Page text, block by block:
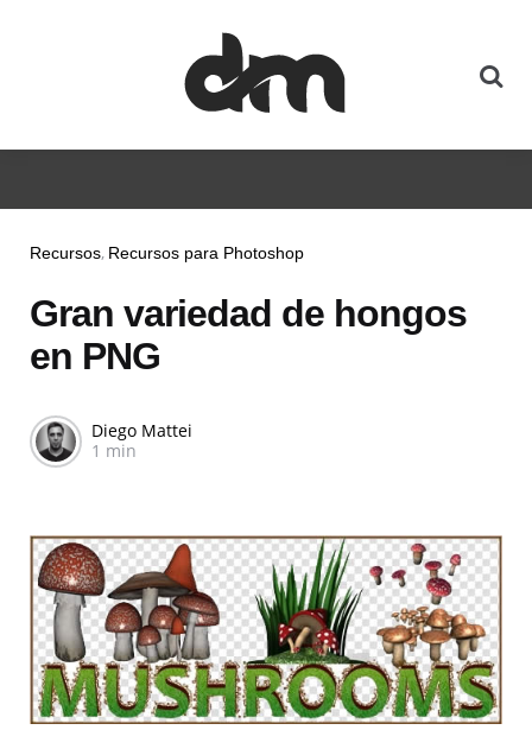
Recursos Recursos para Photoshop
Gran variedad de hongos
en PNG
Diego Mattei
1 min